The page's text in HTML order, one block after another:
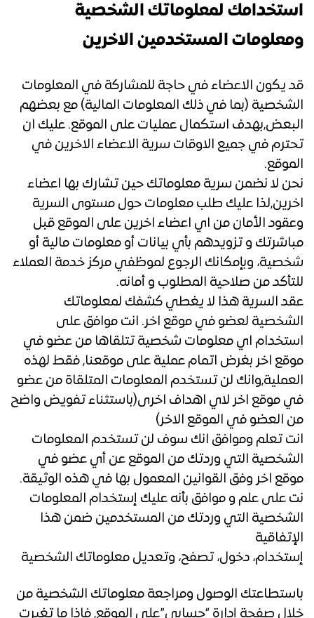
استخدامك لمعلوماتك الشخصية
ومعلومات المستخدمين الاخرين
قد يكون الاعضاء في حاجة للمشاركة في المعلومات
الشخصية (بما في ذلك المعلومات المالية) مع بعضهم
البعض,بهدف استكمال عمليات على الموقع. عليك ان
تحترم في جميع الاوقات سرية الاعضاء الاخرين في
الموقع.
نحن لا نضمن سرية معلوماتك حين تشارك بها اعضاء
اخرين,لذا عليك طلب معلومات حول مستوى السرية
وعقود الأمان من اي اعضاء اخرين على الموقع قبل
مباشرتك و تزويدهم بأي بيانات أو معلومات مالية أو
شخصية، وبإمكانك الرجوع لموظفي مركز خدمة العملاء
للتأكد من صلاحية المطلوب و أمانه.
عقد السرية هذا لا يغطي كشفك لمعلوماتك
الشخصية لعضو في موقع اخر. انت موافق على
استخدام اي معلومات شخصية تتلقاها من عضو في
موقع اخر بغرض اتمام عملية على موقعنا, فقط لهذه
العملية,وانك لن تستخدم المعلومات المتلقاة من عضو
في موقع اخر لاي اهداف اخرى(باستثناء تفويض واضح
من العضو في الموقع الاخر)
انت تعلم وموافق انك سوف لن تستخدم المعلومات
الشخصية التي وردتك من الموقع عن أي عضو في
موقع اخر وفق القوانين المعمول بها في هذه الوثيقة.
نت على علم و موافق بأنه عليك إستخدام المعلومات
الشخصية التي وردتك من المستخدمين ضمن هذا
الإتفاقية
إستخدام، دخول، تصفح، وتعديل معلوماتك الشخصية
باستطاعتك الوصول ومراجعة معلوماتك الشخصية من
خلال صفحة إدارة “حسابي”على الموقع, فاذا ما تغيرت